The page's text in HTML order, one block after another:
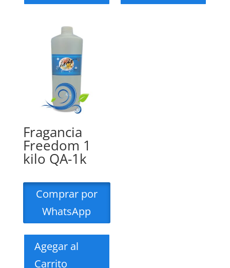
Fragancia
Freedom 1
kilo QA-1k
Comprar por
WhatsApp
Agegar al
Carrito